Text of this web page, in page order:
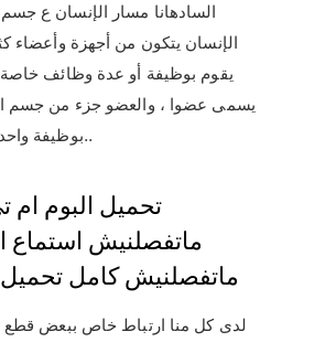
الإنسان يتكون من أجهزة وأعضاء
يقوم بوظيفة أو عدة وظائف
يسمى عضوا ، والعضو جزء من جسم
بوظيفة واحدة أو عدة وظائف..
تحميل البوم ام
ماتفصلنيش استماع
ماتفصلنيش كامل تحميل
لدى كل منا ارتباط خاص ببعض قطع